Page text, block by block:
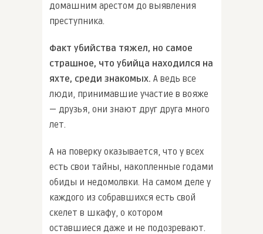
домашним арестом до выявления
преступника.
Факт убийства тяжел, но самое
страшное, что убийца находился на
яхте, среди знакомых. А ведь все
люди, принимавшие участие в вояже
— друзья, они знают друг друга много
лет.
А на поверку оказывается, что у всех
есть свои тайны, накопленные годами
обиды и недомолвки. На самом деле у
каждого из собравшихся есть свой
скелет в шкафу, о котором
оставшиеся даже и не подозревают.